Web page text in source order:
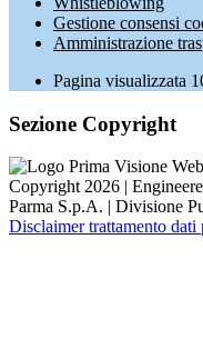
Gestione consensi
Amministrazione
Pagina visualizzata
Sezione Copyright
Copyright 2026 |
Parma S.p.A. | Divisione
Disclaimer trattamento dati